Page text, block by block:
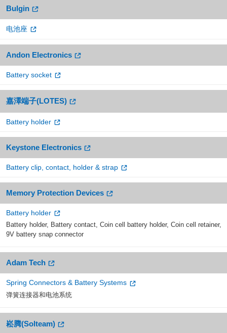
Bulgin
电池座
Andon Electronics
Battery socket
嘉澤端子(LOTES)
Battery holder
Keystone Electronics
Battery clip, contact, holder & strap
Memory Protection Devices
Battery holder
Battery holder, Battery contact, Coin cell battery holder, Coin cell retainer,
9V battery snap connector
Adam Tech
Spring Connectors & Battery Systems
弹簧连接器和电池系统
崧腾(Solteam)